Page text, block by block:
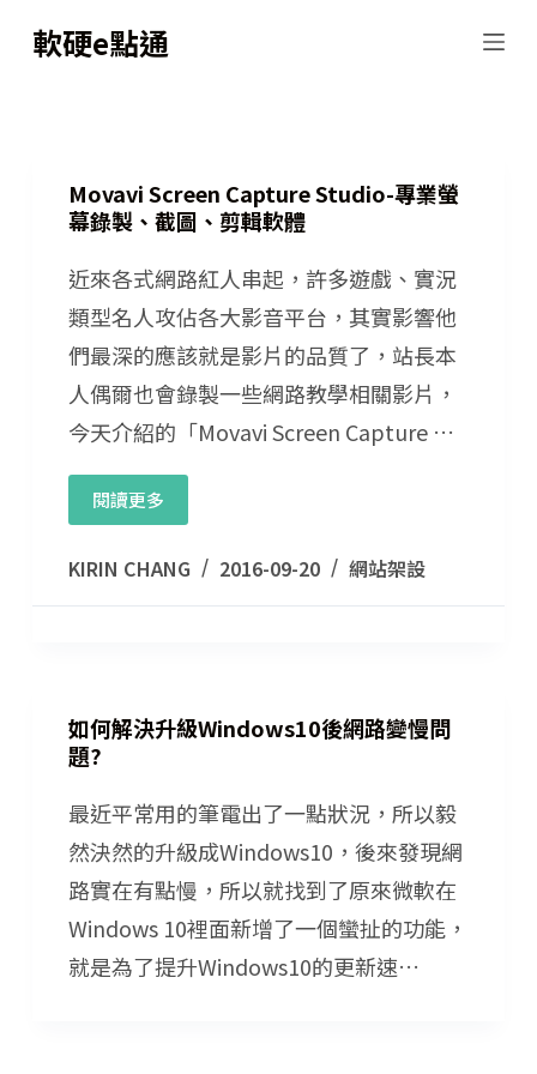
跳
軟硬e點通
Movavi Screen Capture Studio-專業螢
幕錄製、截圖、剪輯軟體
近來各式網路紅人串起，許多遊戲、實況
類型名人攻佔各大影音平台，其實影響他
們最深的應該就是影片的品質了，站長本
人偶爾也會錄製一些網路教學相關影片，
今天介紹的「Movavi Screen Capture …
閱讀更多
KIRIN CHANG 2016-09-20 網站架設
如何解決升級Windows10後網路變慢問
題?
最近平常用的筆電出了一點狀況，所以毅
然決然的升級成Windows10，後來發現網
路實在有點慢，所以就找到了原來微軟在
Windows 10裡面新增了一個蠻扯的功能，
就是為了提升Windows10的更新速…